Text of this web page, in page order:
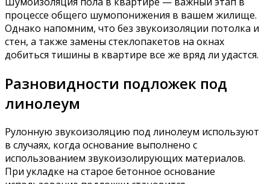
процессе общего шумопонижения в вашем жилище.
Однако напомним, что без звукоизоляции потолка и
стен, а также замены стеклопакетов на окнах
добиться тишины в квартире все же вряд ли удастся.
Разновидности подложек под
линолеум
Рулонную звукоизоляцию под линолеум используют
в случаях, когда основание выполнено с
использованием звукоизолирующих материалов.
При укладке на старое бетонное основание